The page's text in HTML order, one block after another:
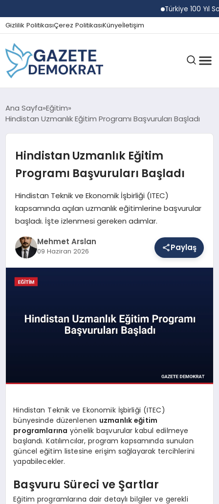
Türkiye 100 Yıl
Gizlilik PolitikasıÇerez PolitikasıKünyeİletişim
GÜNDEM
SPOR
MAGAZIN
SAĞLIK
EĞITIM
DÜNYA
Ana Sayfa Eğitim
Hindistan Uzmanlık Eğitim Programı Başvuruları Başladı
Hindistan Uzmanlık Eğitim
Programı Başvuruları Başladı
Hindistan Teknik ve Ekonomik İşbirliği (ITEC)
kapsamında açılan uzmanlık eğitimlerine başvurular
başladı. İşte izlenmesi gereken adımlar.
Mehmet Arslan
09 Haziran 2026 Paylaş
Hindistan Teknik ve Ekonomik İşbirliği (ITEC)
bünyesinde düzenlenen uzmanlık eğitim
programlarına yönelik başvurular kabul edilmeye
başlandı. Katılımcılar, program kapsamında sunulan
güncel eğitim listesine erişim sağlayarak tercihlerini
yapabilecekler.
Başvuru Süreci ve Şartlar
Eğitim programlarına dair detaylı bilgiler ve gerekli